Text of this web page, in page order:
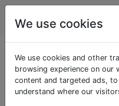
Apple
We use cookies
We use cookies and other
browsing experience on our
content and targeted ads,
understand where our